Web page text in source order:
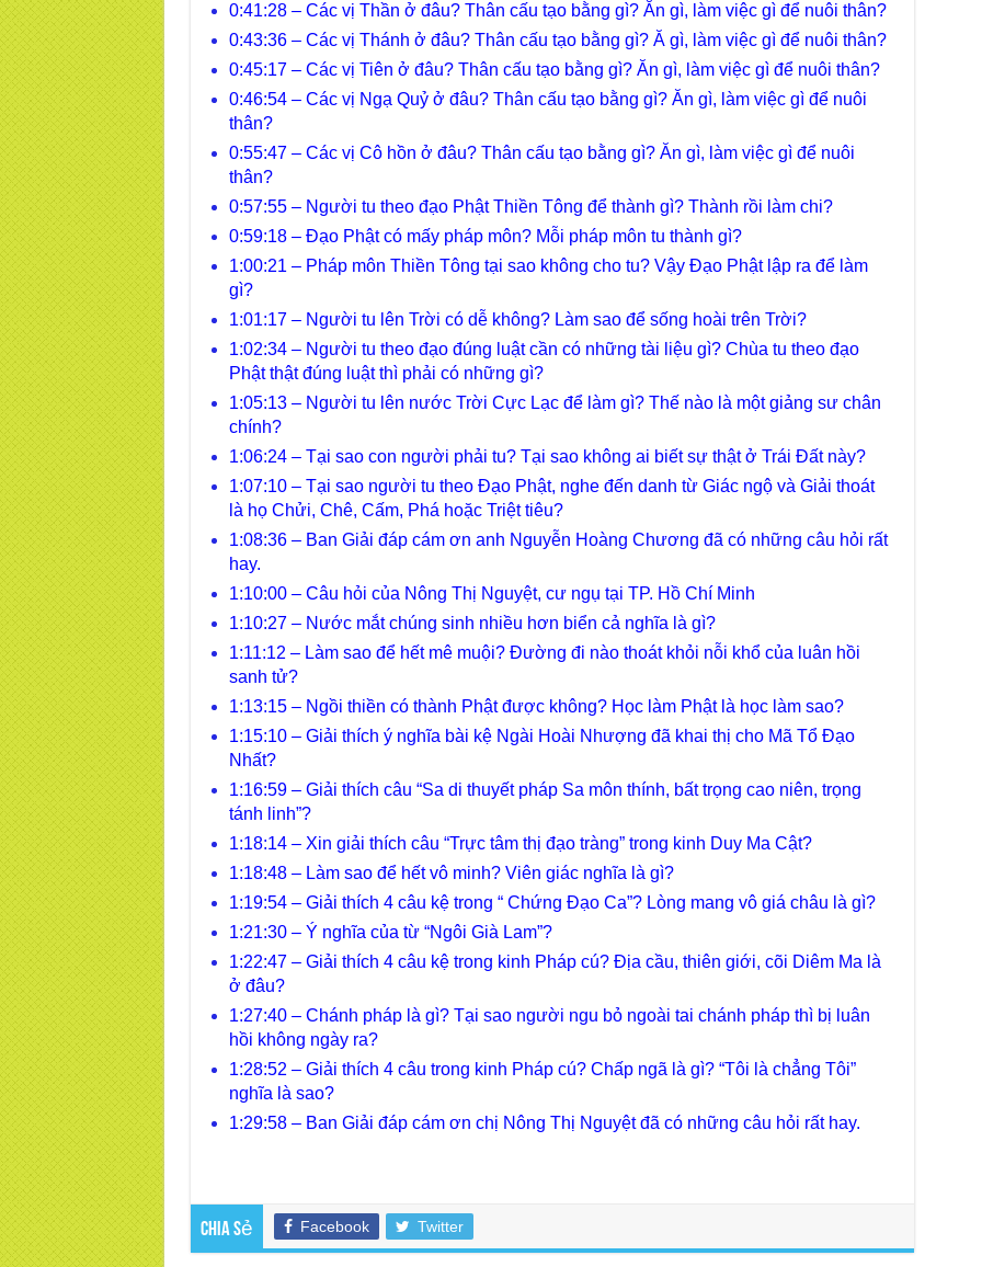
0:41:28 – Các vị Thần ở đâu? Thân cấu tạo bằng gì? Ăn gì, làm việc gì để nuôi thân?
0:43:36 – Các vị Thánh ở đâu? Thân cấu tạo bằng gì? Ă gì, làm việc gì để nuôi thân?
0:45:17 – Các vị Tiên ở đâu? Thân cấu tạo bằng gì? Ăn gì, làm việc gì để nuôi thân?
0:46:54 – Các vị Ngạ Quỷ ở đâu? Thân cấu tạo bằng gì? Ăn gì, làm việc gì để nuôi
thân?
0:55:47 – Các vị Cô hồn ở đâu? Thân cấu tạo bằng gì? Ăn gì, làm việc gì để nuôi
thân?
0:57:55 – Người tu theo đạo Phật Thiền Tông để thành gì? Thành rồi làm chi?
0:59:18 – Đạo Phật có mấy pháp môn? Mỗi pháp môn tu thành gì?
1:00:21 – Pháp môn Thiền Tông tại sao không cho tu? Vậy Đạo Phật lập ra để làm
gì?
1:01:17 – Người tu lên Trời có dễ không? Làm sao để sống hoài trên Trời?
1:02:34 – Người tu theo đạo đúng luật cần có những tài liệu gì? Chùa tu theo đạo
Phật thật đúng luật thì phải có những gì?
1:05:13 – Người tu lên nước Trời Cực Lạc để làm gì? Thế nào là một giảng sư chân
chính?
1:06:24 – Tại sao con người phải tu? Tại sao không ai biết sự thật ở Trái Đất này?
1:07:10 – Tại sao người tu theo Đạo Phật, nghe đến danh từ Giác ngộ và Giải thoát
là họ Chửi, Chê, Cấm, Phá hoặc Triệt tiêu?
1:08:36 – Ban Giải đáp cám ơn anh Nguyễn Hoàng Chương đã có những câu hỏi rất
hay.
1:10:00 – Câu hỏi của Nông Thị Nguyệt, cư ngụ tại TP. Hồ Chí Minh
1:10:27 – Nước mắt chúng sinh nhiều hơn biển cả nghĩa là gì?
1:11:12 – Làm sao để hết mê muội? Đường đi nào thoát khỏi nỗi khổ của luân hồi
sanh tử?
1:13:15 – Ngồi thiền có thành Phật được không? Học làm Phật là học làm sao?
1:15:10 – Giải thích ý nghĩa bài kệ Ngài Hoài Nhượng đã khai thị cho Mã Tổ Đạo
Nhất?
1:16:59 – Giải thích câu “Sa di thuyết pháp Sa môn thính, bất trọng cao niên, trọng
tánh linh”?
1:18:14 – Xin giải thích câu “Trực tâm thị đạo tràng” trong kinh Duy Ma Cật?
1:18:48 – Làm sao để hết vô minh? Viên giác nghĩa là gì?
1:19:54 – Giải thích 4 câu kệ trong “ Chứng Đạo Ca”? Lòng mang vô giá châu là gì?
1:21:30 – Ý nghĩa của từ “Ngôi Già Lam”?
1:22:47 – Giải thích 4 câu kệ trong kinh Pháp cú? Địa cầu, thiên giới, cõi Diêm Ma là
ở đâu?
1:27:40 – Chánh pháp là gì? Tại sao người ngu bỏ ngoài tai chánh pháp thì bị luân
hồi không ngày ra?
1:28:52 – Giải thích 4 câu trong kinh Pháp cú? Chấp ngã là gì? “Tôi là chẳng Tôi”
nghĩa là sao?
1:29:58 – Ban Giải đáp cám ơn chị Nông Thị Nguyệt đã có những câu hỏi rất hay.
Chia sẻ Facebook Twitter